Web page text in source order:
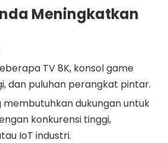
Meningkatkan
TV 8K, konsol game
dan puluhan perangkat pintar.
membutuhkan dukungan untuk
konkurensi tinggi,
IoT industri.